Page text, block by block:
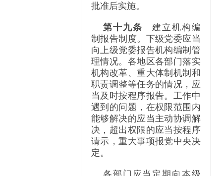
批准后实施。
第十九条 建立机构编
制报告制度。下级党委应当
向上级党委报告机构编制管
理情况。各地区各部门落实
机构改革、重大体制机制和
职责调整等任务的情况，应
当及时按程序报告。工作中
遇到的问题，在权限范围内
能够解决的应当主动协调解
决，超出权限的应当按程序
请示，重大事项报党中央决
定。
各部门应当定期向本级